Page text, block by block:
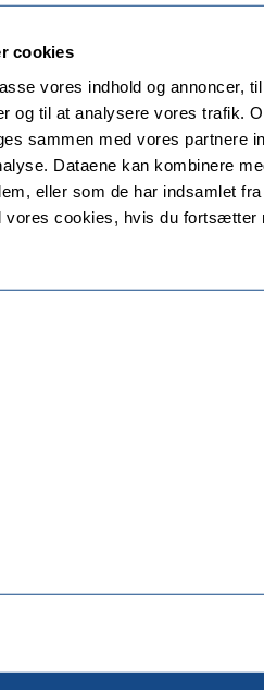
cookies
vores indhold og annoncer,
og til at analysere vores trafik.
sammen med vores partnere
Dataene kan kombinere
eller som de har indsamlet
vores cookies, hvis du fortsætter